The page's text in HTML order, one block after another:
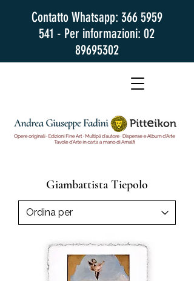
Contatto Whatsapp: 366 5959
541 - Per informazioni: 02
89695302
Giambattista Tiepolo